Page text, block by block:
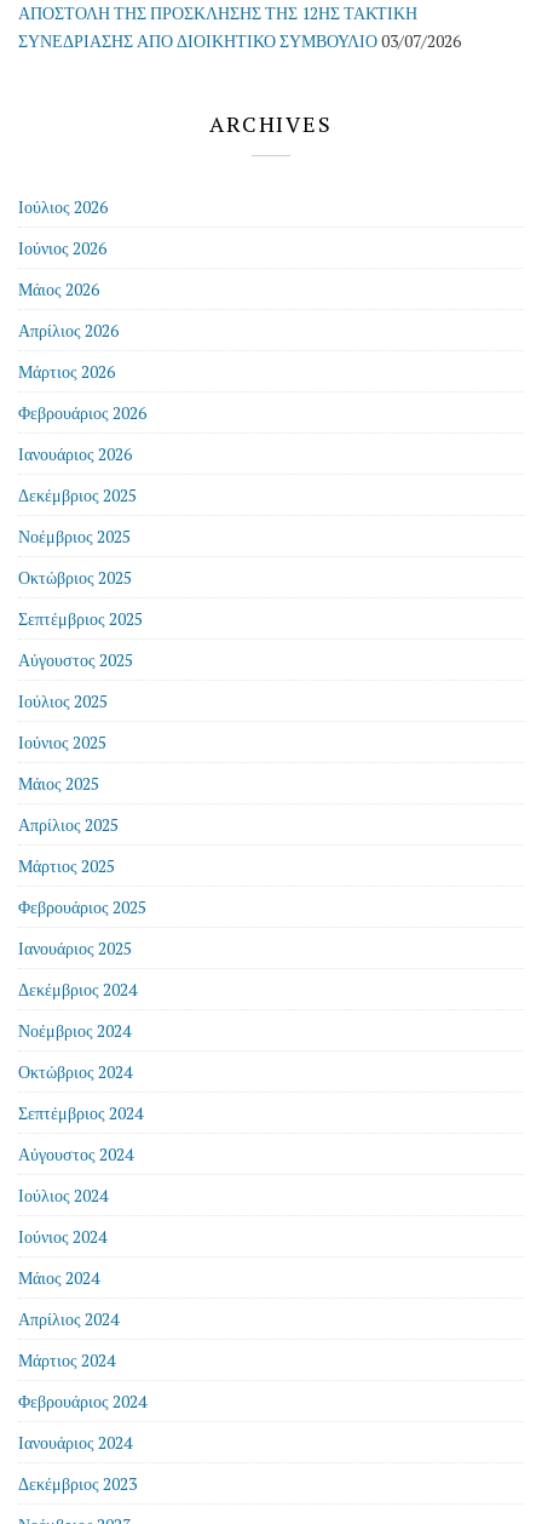
ΑΠΟΣΤΟΛΗ ΤΗΣ ΠΡΟΣΚΛΗΣΗΣ ΤΗΣ 12ΗΣ ΤΑΚΤΙΚΗ
ΣΥΝΕΔΡΙΑΣΗΣ ΑΠΟ ΔΙΟΙΚΗΤΙΚΟ ΣΥΜΒΟΥΛΙΟ03/07/2026
ARCHIVES
Ιούλιος 2026
Ιούνιος 2026
Μάιος 2026
Απρίλιος 2026
Μάρτιος 2026
Φεβρουάριος 2026
Ιανουάριος 2026
Δεκέμβριος 2025
Νοέμβριος 2025
Οκτώβριος 2025
Σεπτέμβριος 2025
Αύγουστος 2025
Ιούλιος 2025
Ιούνιος 2025
Μάιος 2025
Απρίλιος 2025
Μάρτιος 2025
Φεβρουάριος 2025
Ιανουάριος 2025
Δεκέμβριος 2024
Νοέμβριος 2024
Οκτώβριος 2024
Σεπτέμβριος 2024
Αύγουστος 2024
Ιούλιος 2024
Ιούνιος 2024
Μάιος 2024
Απρίλιος 2024
Μάρτιος 2024
Φεβρουάριος 2024
Ιανουάριος 2024
Δεκέμβριος 2023